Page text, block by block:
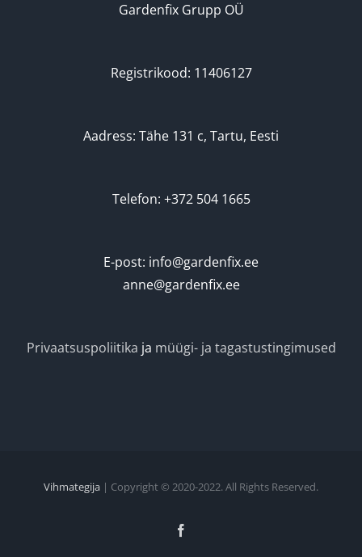
Gardenfix Grupp OÜ
Registrikood: 11406127
Aadress: Tähe 131 c, Tartu, Eesti
Telefon: +372 504 1665
E-post: info@gardenfix.ee
anne@gardenfix.ee
Privaatsuspoliitika ja müügi- ja tagastustingimused
Vihmategija | Copyright © 2020-2022. All Rights Reserved.